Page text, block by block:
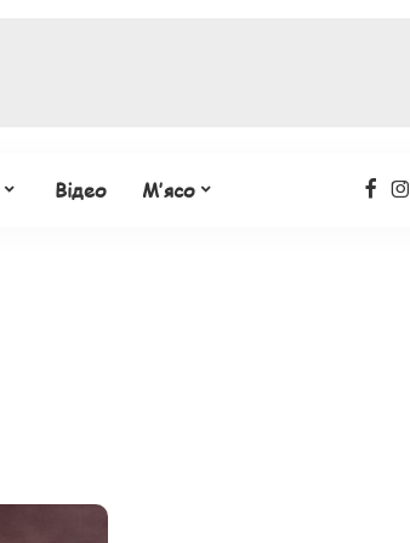
Відео М’ясо